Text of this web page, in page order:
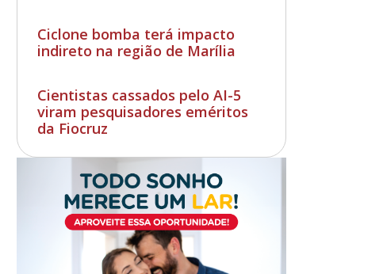
Ciclone bomba terá impacto
indireto na região de Marília
Cientistas cassados pelo AI-5
viram pesquisadores eméritos
da Fiocruz